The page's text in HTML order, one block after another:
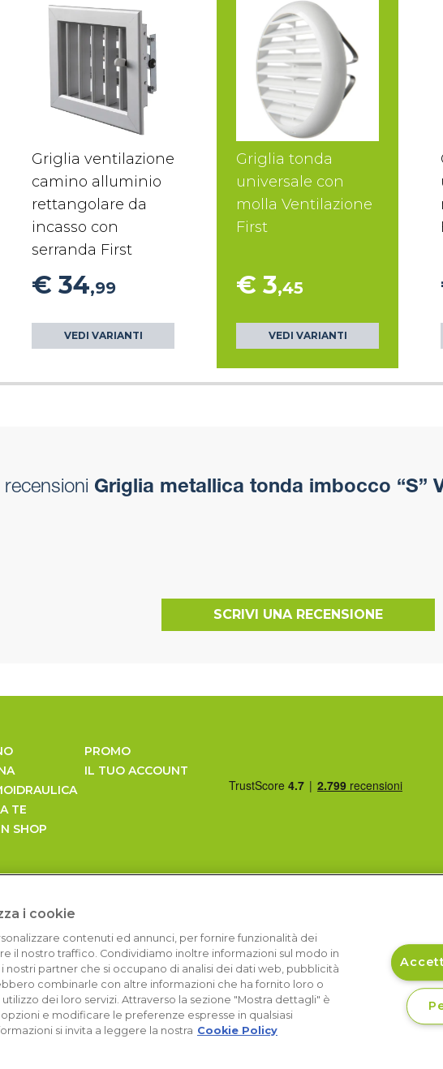
Griglia ventilazione
camino alluminio
rettangolare da
incasso con
serranda First
€ 34,99
VEDI VARIANTI
Griglia tonda
universale con
molla Ventilazione
First
€ 3,45
VEDI VARIANTI
recensioni Griglia metallica tonda imbocco “S”
SCRIVI UNA RECENSIONE
TE
SHOP
PROMO
IL TUO ACCOUNT
i cookie
contenuti ed annunci, per fornire funzionalità dei
il nostro traffico. Condividiamo inoltre informazioni sul modo in
nostri partner che si occupano di analisi dei dati web, pubblicità
combinarle con altre informazioni che ha fornito loro o
dei loro servizi. Attraverso la sezione "Mostra dettagli" è
e modificare le preferenze espresse in qualsiasi
si invita a leggere la nostra Cookie Policy